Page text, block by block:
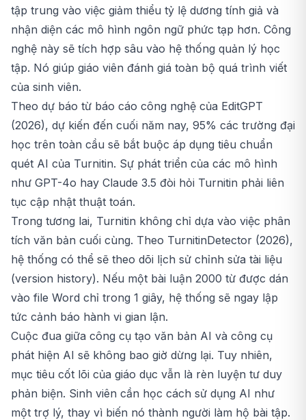
tập trung vào việc giảm thiểu tỷ lệ dương tính giả và
nhận diện các mô hình ngôn ngữ phức tạp hơn. Công
nghệ này sẽ tích hợp sâu vào hệ thống quản lý học
tập. Nó giúp giáo viên đánh giá toàn bộ quá trình viết
của sinh viên.
Theo dự báo từ báo cáo công nghệ của EditGPT
(2026), dự kiến đến cuối năm nay, 95% các trường đại
học trên toàn cầu sẽ bắt buộc áp dụng tiêu chuẩn
quét AI của Turnitin. Sự phát triển của các mô hình
như GPT-4o hay Claude 3.5 đòi hỏi Turnitin phải liên
tục cập nhật thuật toán.
Trong tương lai, Turnitin không chỉ dựa vào việc phân
tích văn bản cuối cùng. Theo TurnitinDetector (2026),
hệ thống có thể sẽ theo dõi lịch sử chỉnh sửa tài liệu
(version history). Nếu một bài luận 2000 từ được dán
vào file Word chỉ trong 1 giây, hệ thống sẽ ngay lập
tức cảnh báo hành vi gian lận.
Cuộc đua giữa công cụ tạo văn bản AI và công cụ
phát hiện AI sẽ không bao giờ dừng lại. Tuy nhiên,
mục tiêu cốt lõi của giáo dục vẫn là rèn luyện tư duy
phản biện. Sinh viên cần học cách sử dụng AI như
một trợ lý, thay vì biến nó thành người làm hộ bài tập.